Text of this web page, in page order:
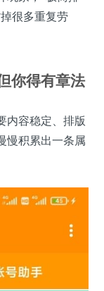
很多重复劳
你得有章法
内容稳定、排版
慢积累出一条属